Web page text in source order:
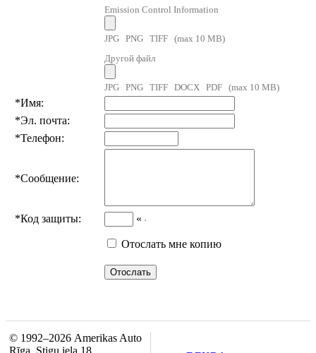
Emission Control Information
JPG PNG TIFF (max 10 MB)
Другой файл
JPG PNG TIFF DOCX PDF (max 10 MB)
*Имя:
*Эл. почта:
*Телефон:
*Сообщение:
*Код защиты: «
Отослать мне копию
© 1992–2026 Amerikas Auto